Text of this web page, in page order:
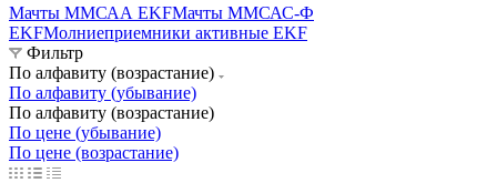
Мачты ММСАА EKFМачты ММСАС-Ф
EKFМолниеприемники активные EKF
Фильтр
По алфавиту (возрастание)
По алфавиту (убывание)
По алфавиту (возрастание)
По цене (убывание)
По цене (возрастание)